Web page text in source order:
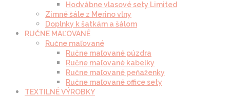
Hodvábne vlasové sety Limited
Zimné šále z Merino vlny
Doplnky k šatkám a šálom
RUČNE MAĽOVANÉ
Ručne maľované
Ručne maľované púzdra
Ručne maľované kabelky
Ručne maľované peňaženky
Ručne maľované office sety
TEXTILNÉ VÝROBKY